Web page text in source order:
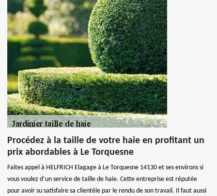
Procédez à la taille de votre haie en profitant un
prix abordables à Le Torquesne
Faites appel à HELFRICH Elagage à Le Torquesne 14130 et ses environs si
vous voulez d’un service de taille de haie. Cette entreprise est réputée
pour avoir su satisfaire sa clientèle par le rendu de son travail. Il faut aussi